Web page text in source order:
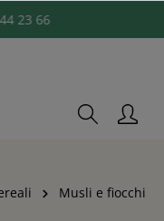
23 66
Musli e fiocchi